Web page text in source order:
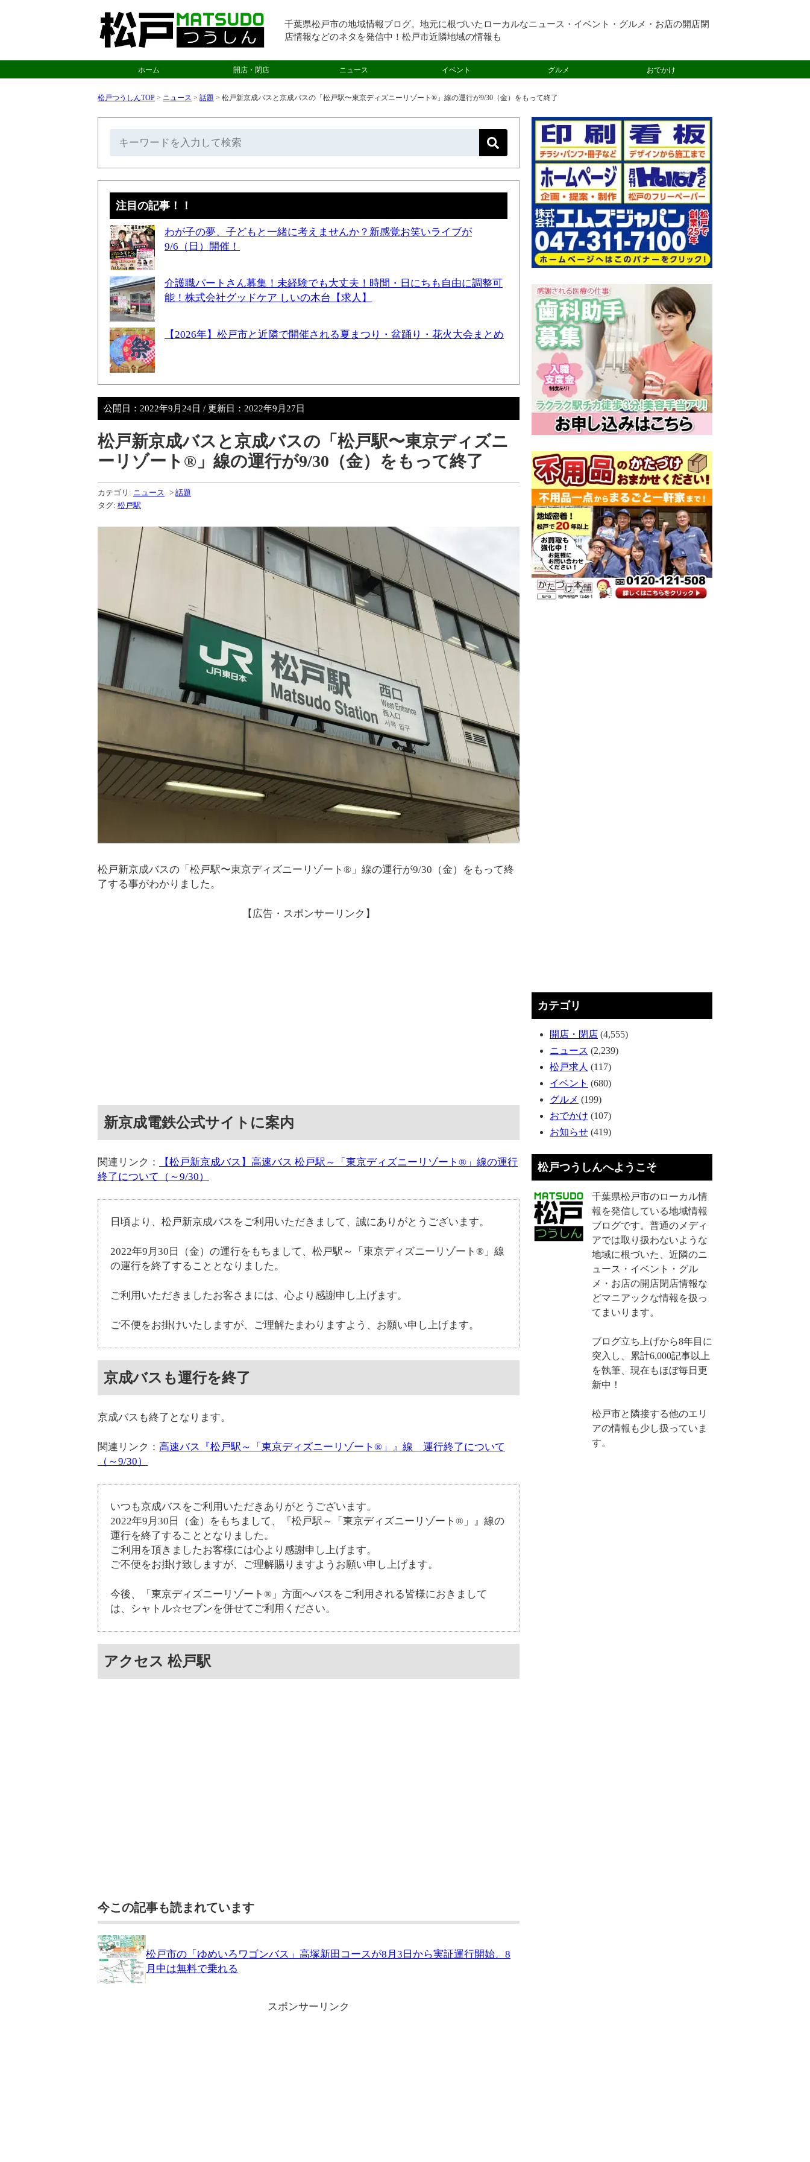
千葉県松戸市の地域情報ブログ。地元に根づいたローカルなニュース・イベント・グルメ・お店の開店閉
店情報などのネタを発信中！松戸市近隣地域の情報も
ホーム 開店・閉店 ニュース イベント グルメ おでかけ
松戸つうしんTOP > ニュース > 話題 > 松戸新京成バスと京成バスの「松戸駅〜東京ディズニーリゾート®」線の運行が9/30（金）をもって終了
注目の記事！！
わが子の夢、子どもと一緒に考えませんか？新感覚お笑いライブが
9/6（日）開催！
介護職パートさん募集！未経験でも大丈夫！時間・日にちも自由に調整可
能！株式会社グッドケア しいの木台【求人】
【2026年】松戸市と近隣で開催される夏まつり・盆踊り・花火大会まとめ
公開日： 2022年9月24日 / 更新日： 2022年9月27日
松戸新京成バスと京成バスの「松戸駅〜東京ディズニ
ーリゾート®」線の運行が9/30（金）をもって終了
カテゴリ: ニュース > 話題
タグ: 松戸駅
松戸新京成バスの「松戸駅〜東京ディズニーリゾート®」線の運行が9/30（金）をもって終
了する事がわかりました。
【広告・スポンサーリンク】
新京成電鉄公式サイトに案内
関連リンク：
【松戸新京成バス】高速バス 松戸駅～「東京ディズニーリゾート®」線の運行
終了について（～9/30）
日頃より、松戸新京成バスをご利用いただきまして、誠にありがとうございます。
2022年9月30日（金）の運行をもちまして、松戸駅～「東京ディズニーリゾート®」線
の運行を終了することとなりました。
ご利用いただきましたお客さまには、心より感謝申し上げます。
ご不便をお掛けいたしますが、ご理解たまわりますよう、お願い申し上げます。
京成バスも運行を終了
京成バスも終了となります。
関連リンク： 高速バス『松戸駅～「東京ディズニーリゾート®」』線 運行終了について
（～9/30）
いつも京成バスをご利用いただきありがとうございます。
2022年9月30日（金）をもちまして、『松戸駅～「東京ディズニーリゾート®」』線の
運行を終了することとなりました。
ご利用を頂きましたお客様には心より感謝申し上げます。
ご不便をお掛け致しますが、ご理解賜りますようお願い申し上げます。
今後、「東京ディズニーリゾート®」方面へバスをご利用される皆様におきまして
は、シャトル☆セブンを併せてご利用ください。
アクセス 松戸駅
今この記事も読まれています
松戸市の「ゆめいろワゴンバス」高塚新田コースが8月3日から実証運行開始、8
月中は無料で乗れる
スポンサーリンク
カテゴリ
開店・閉店 (4,555)
ニュース (2,239)
松戸求人 (117)
イベント (680)
グルメ (199)
おでかけ (107)
お知らせ (419)
松戸つうしんへようこそ
千葉県松戸市のローカル情
報を発信している地域情報
ブログです。普通のメディ
アでは取り扱わないような
地域に根づいた、近隣のニ
ュース・イベント・グル
メ・お店の開店閉店情報な
どマニアックな情報を扱っ
てまいります。
ブログ立ち上げから8年目に
突入し、累計6,000記事以上
を執筆、現在もほぼ毎日更
新中！
松戸市と隣接する他のエリ
アの情報も少し扱っていま
す。